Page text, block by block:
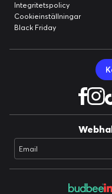
Integritetspolicy
Cookieinställningar
Black Friday
Email